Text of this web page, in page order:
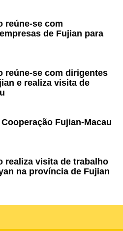
reúne-se com
de Fujian para
reúne-se com dirigentes
e realiza visita de
Fujian-Macau
realiza visita de trabalho
na província de Fujian